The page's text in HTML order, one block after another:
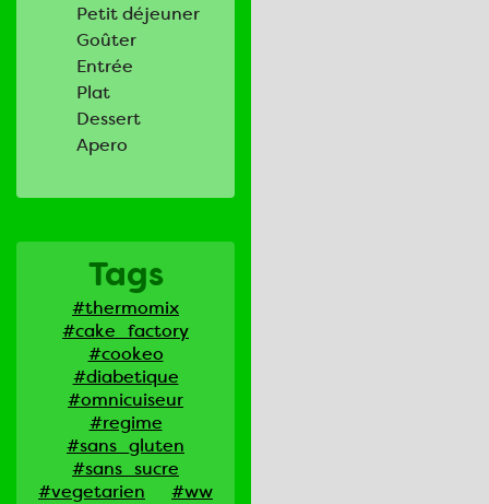
Petit déjeuner
Goûter
Entrée
Plat
Dessert
Apero
Tags
#thermomix
#cake_factory
#cookeo
#diabetique
#omnicuiseur
#regime
#sans_gluten
#sans_sucre
#vegetarien
#ww